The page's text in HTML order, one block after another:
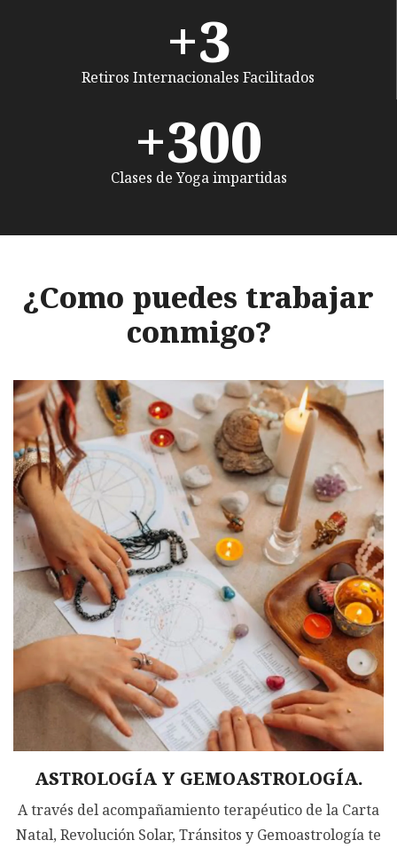
Retiros Internacionales Facilitados
+3
Clases de Yoga impartidas
+300
¿Como puedes trabajar
conmigo?
ASTROLOGÍA Y GEMOASTROLOGÍA.
A través del acompañamiento terapéutico de la Carta
Natal, Revolución Solar, Tránsitos y Gemoastrología te